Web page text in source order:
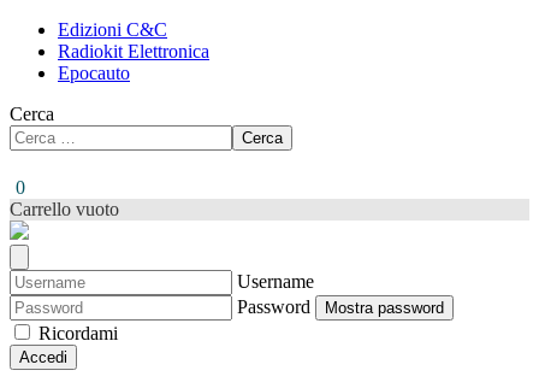
Edizioni C&C
Radiokit Elettronica
Epocauto
Cerca
Cerca
0
Carrello vuoto
Username
Password
Mostra password
Ricordami
Accedi